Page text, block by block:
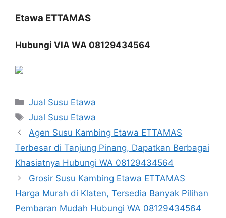
Etawa ETTAMAS
Hubungi VIA WA 08129434564
Categories
Jual Susu Etawa
Tags
Jual Susu Etawa
Agen Susu Kambing Etawa ETTAMAS
Terbesar di Tanjung Pinang, Dapatkan Berbagai
Khasiatnya Hubungi WA 08129434564
Grosir Susu Kambing Etawa ETTAMAS
Harga Murah di Klaten, Tersedia Banyak Pilihan
Pembaran Mudah Hubungi WA 08129434564